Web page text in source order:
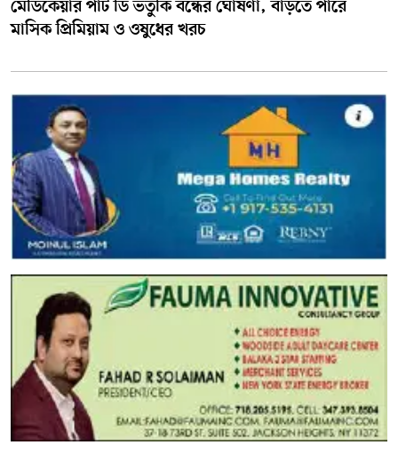
মেডিকেয়ার পার্ট ডি ভর্তুকি বন্ধের ঘোষণা, বাড়তে পারে
মাসিক প্রিমিয়াম ও ওষুধের খরচ